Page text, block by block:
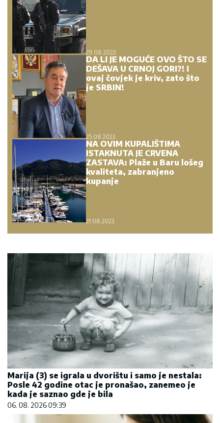
29.08.2023.
DA LI JE MOGUĆE OVO ŠTO SE
DEŠAVA U CRNOJ GORI?! I
ovaj čovjek je kriv, zato što
je SRBIN!
25.08.2023.
NA OVIM KUPALIŠTIMA
ISTAKNUTA JE CRVENA
ZASTAVA: Plaže u Baru lošeg
kvaliteta, zabranjeno
kupanje
21.08.2023.
Marija (3) se igrala u dvorištu i samo je nestala:
Posle 42 godine otac je pronašao, zanemeo je
kada je saznao gde je bila
06. 08. 2026 09:39